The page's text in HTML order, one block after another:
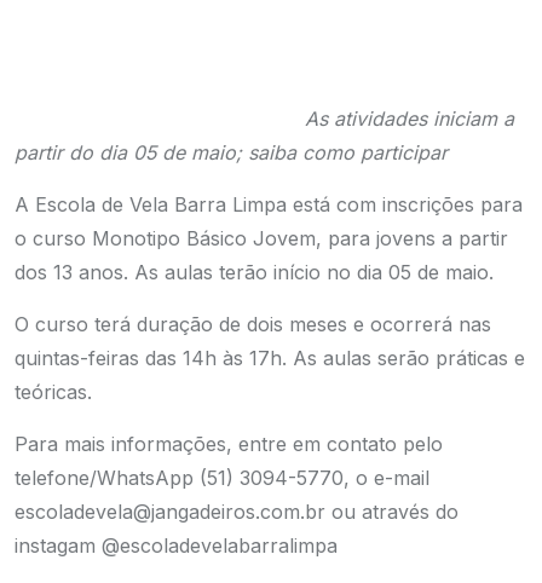
As atividades iniciam a
partir do dia 05 de maio; saiba como participar
A Escola de Vela Barra Limpa está com inscrições para
o curso Monotipo Básico Jovem, para jovens a partir
dos 13 anos. As aulas terão início no dia 05 de maio.
O curso terá duração de dois meses e ocorrerá nas
quintas-feiras das 14h às 17h. As aulas serão práticas e
teóricas.
Para mais informações, entre em contato pelo
telefone/WhatsApp (51) 3094-5770, o e-mail
escoladevela@jangadeiros.com.br ou através do
instagam @escoladevelabarralimpa